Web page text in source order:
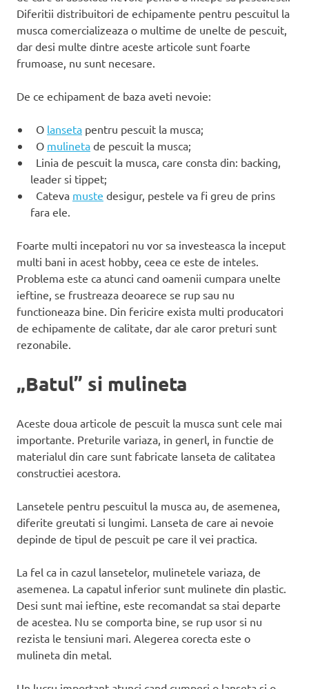
Diferitii distribuitori de echipamente pentru pescuitul la
musca comercializeaza o multime de unelte de pescuit,
dar desi multe dintre aceste articole sunt foarte
frumoase, nu sunt necesare.
De ce echipament de baza aveti nevoie:
O lanseta pentru pescuit la musca;
O mulineta de pescuit la musca;
Linia de pescuit la musca, care consta din: backing,
leader si tippet;
Cateva muste desigur, pestele va fi greu de prins
fara ele.
Foarte multi incepatori nu vor sa investeasca la inceput
multi bani in acest hobby, ceea ce este de inteles.
Problema este ca atunci cand oamenii cumpara unelte
ieftine, se frustreaza deoarece se rup sau nu
functioneaza bine. Din fericire exista multi producatori
de echipamente de calitate, dar ale caror preturi sunt
rezonabile.
„Batul” si mulineta
Aceste doua articole de pescuit la musca sunt cele mai
importante. Preturile variaza, in generl, in functie de
materialul din care sunt fabricate lanseta de calitatea
constructiei acestora.
Lansetele pentru pescuitul la musca au, de asemenea,
diferite greutati si lungimi. Lanseta de care ai nevoie
depinde de tipul de pescuit pe care il vei practica.
La fel ca in cazul lansetelor, mulinetele variaza, de
asemenea. La capatul inferior sunt mulinete din plastic.
Desi sunt mai ieftine, este recomandat sa stai departe
de acestea. Nu se comporta bine, se rup usor si nu
rezista le tensiuni mari. Alegerea corecta este o
mulineta din metal.